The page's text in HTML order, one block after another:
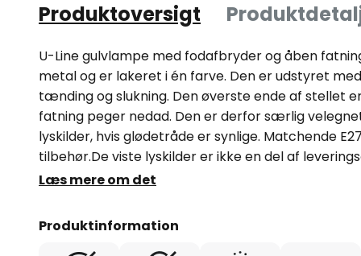
Produktoversigt
U-Line gulvlampe med fodafbryder og åben
metal og er lakeret i én farve. Den er udstyret
tænding og slukning. Den øverste ende af stellet
fatning peger nedad. Den er derfor særlig
lyskilder, hvis glødetråde er synlige. Matchende
tilbehør.De viste lyskilder er ikke en del af
eksempel.
Læs mere om det
Produktinformation